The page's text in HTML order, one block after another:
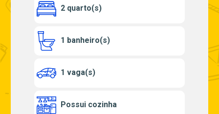
2 quarto(s)
1 banheiro(s)
1 vaga(s)
Possui cozinha